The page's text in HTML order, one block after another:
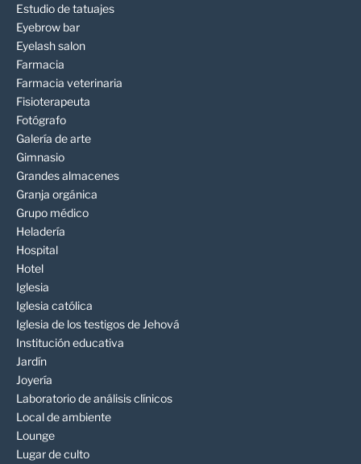
Estudio de tatuajes
Eyebrow bar
Eyelash salon
Farmacia
Farmacia veterinaria
Fisioterapeuta
Fotógrafo
Galería de arte
Gimnasio
Grandes almacenes
Granja orgánica
Grupo médico
Heladería
Hospital
Hotel
Iglesia
Iglesia católica
Iglesia de los testigos de Jehová
Institución educativa
Jardín
Joyería
Laboratorio de análisis clínicos
Local de ambiente
Lounge
Lugar de culto